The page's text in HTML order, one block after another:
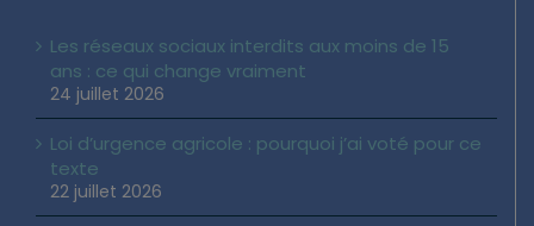
Les réseaux sociaux interdits aux moins de 15
ans : ce qui change vraiment
24 juillet 2026
Loi d’urgence agricole : pourquoi j’ai voté pour ce
texte
22 juillet 2026